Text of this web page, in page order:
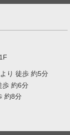
り 徒歩 約5分
歩 約6分
約8分